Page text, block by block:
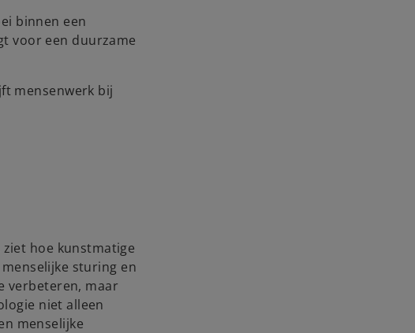
binnen een
voor een duurzame
mensenwerk bij
hoe kunstmatige
sturing en
verbeteren, maar
niet alleen
menselijke